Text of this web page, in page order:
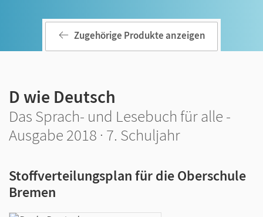
Zugehörige Produkte anzeigen
D wie Deutsch
Das Sprach- und Lesebuch für alle -
Ausgabe 2018 · 7. Schuljahr
Stoffverteilungsplan für die Oberschule
Bremen